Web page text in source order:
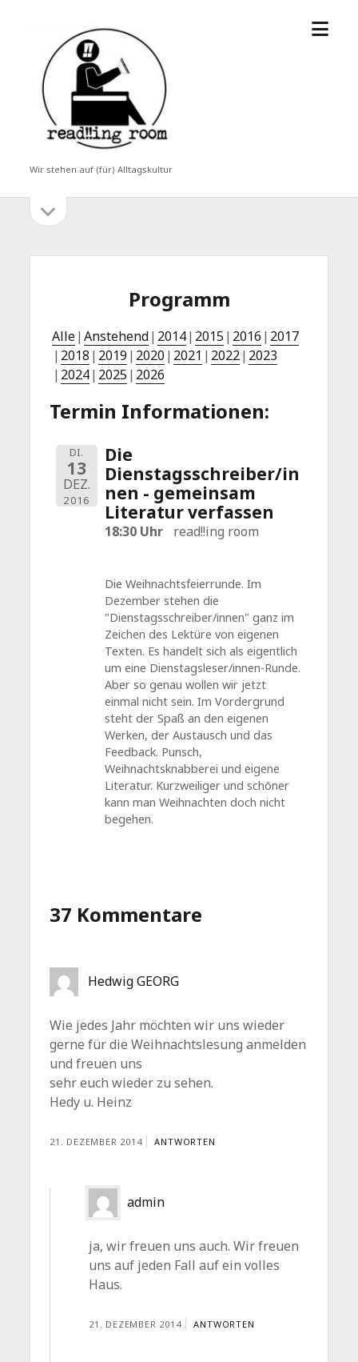
read!!ing
room
Wir stehen auf (für) Alltagskultur
Menü
Seitenleiste
öffnen
Programm
Alle Anstehend 2014 2015 2016 2017
2018 2019 2020 2021 2022 2023
2024 2025 2026
Termin Informationen:
DI.
13
DEZ.
2016
Die
Dienstagsschreiber/in
nen - gemeinsam
Literatur verfassen
18:30 Uhr read!!ing room
Die Weihnachtsfeierrunde. Im
Dezember stehen die
"Dienstagsschreiber/innen" ganz im
Zeichen des Lektüre von eigenen
Texten. Es handelt sich als eigentlich
um eine Dienstagsleser/innen-Runde.
Aber so genau wollen wir jetzt
einmal nicht sein. Im Vordergrund
steht der Spaß an den eigenen
Werken, der Austausch und das
Feedback. Punsch,
Weihnachtsknabberei und eigene
Literatur. Kurzweiliger und schöner
kann man Weihnachten doch nicht
begehen.
37 Kommentare
Hedwig GEORG
Wie jedes Jahr möchten wir uns wieder
gerne für die Weihnachtslesung anmelden
und freuen uns
sehr euch wieder zu sehen.
Hedy u. Heinz
21. DEZEMBER 2014 ANTWORTEN
admin
ja, wir freuen uns auch. Wir freuen
uns auf jeden Fall auf ein volles
Haus.
21. DEZEMBER 2014 ANTWORTEN